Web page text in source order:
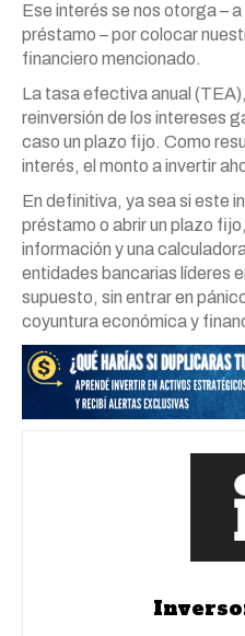
Ese interés se nos otorga –
préstamo – por colocar
financiero mencionado.
La tasa efectiva anual
reinversión de los intereses
caso un plazo fijo. Como
interés, el monto a invertir
En definitiva, ya sea si este
préstamo o abrir un plazo
información y una
entidades bancarias líderes
supuesto, sin entrar en
coyuntura económica y